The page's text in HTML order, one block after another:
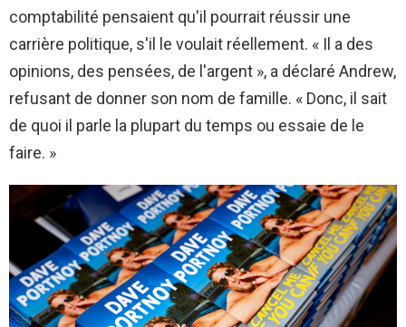
comptabilité pensaient qu'il pourrait réussir une
carrière politique, s'il le voulait réellement. « Il a des
opinions, des pensées, de l'argent », a déclaré Andrew,
refusant de donner son nom de famille. « Donc, il sait
de quoi il parle la plupart du temps ou essaie de le
faire. »